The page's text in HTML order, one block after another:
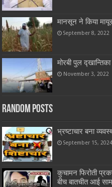
मानसून ने किया
September 8, 2022
मोरबी पुल
November 3, 2022
Random Posts
भ्रष्टाचार बना
September 15, 2024
कुचामन फिरोती
बीच बातचीत आई